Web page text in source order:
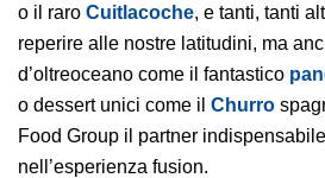
o il raro Cuitlacoche, e tanti, tanti
reperire alle nostre latitudini, ma
d’oltreoceano come il fantastico
o dessert unici come il Churro
Food Group il partner
nell’esperienza fusion.